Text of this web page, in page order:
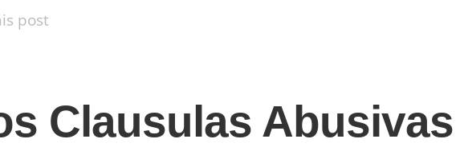
post
Clausulas